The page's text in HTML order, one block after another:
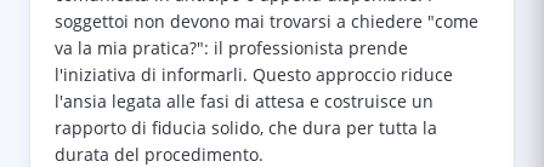
soggettoi non devono mai trovarsi a chiedere "come
va la mia pratica?": il professionista prende
l'iniziativa di informarli. Questo approccio riduce
l'ansia legata alle fasi di attesa e costruisce un
rapporto di fiducia solido, che dura per tutta la
durata del procedimento.